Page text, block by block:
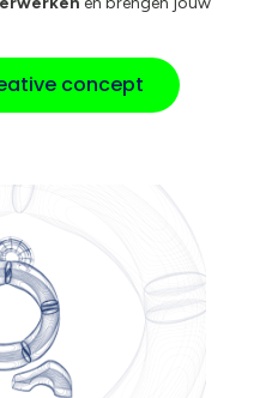
concept